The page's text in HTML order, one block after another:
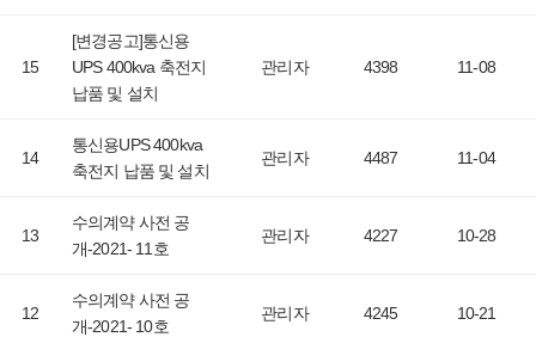
15
[변경공고]통신용
UPS 400kva 축전지
납품 및 설치
관리자 4398 11-08
14
통신용UPS 400kva
축전지 납품 및 설치
관리자 4487 11-04
13
수의계약 사전 공
개-2021- 11호
관리자 4227 10-28
12
수의계약 사전 공
개-2021- 10호
관리자 4245 10-21